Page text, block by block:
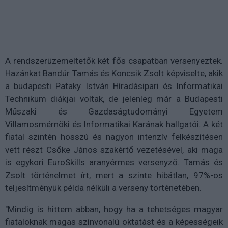
A rendszerüzemeltetők két fős csapatban versenyeztek.
Hazánkat Bandúr Tamás és Koncsik Zsolt képviselte, akik
a budapesti Pataky István Híradásipari és Informatikai
Technikum diákjai voltak, de jelenleg már a Budapesti
Műszaki és Gazdaságtudományi Egyetem
Villamosmérnöki és Informatikai Karának hallgatói. A két
fiatal szintén hosszú és nagyon intenzív felkészítésen
vett részt Csőke János szakértő vezetésével, aki maga
is egykori EuroSkills aranyérmes versenyző. Tamás és
Zsolt történelmet írt, mert a szinte hibátlan, 97%-os
teljesítményük példa nélküli a verseny történetében.
"Mindig is hittem abban, hogy ha a tehetséges magyar
fiataloknak magas színvonalú oktatást és a képességeik